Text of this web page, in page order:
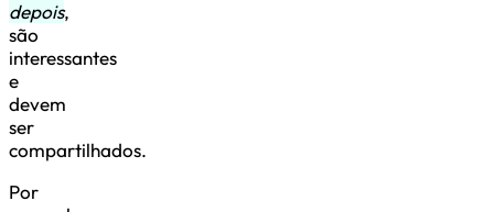
depois,
são
interessantes
e
devem
ser
compartilhados.
Por